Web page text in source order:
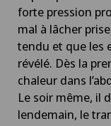
forte pression
mal à lâcher
tendu et que les
révélé. Dès la
chaleur dans
Le soir même, il
lendemain, le